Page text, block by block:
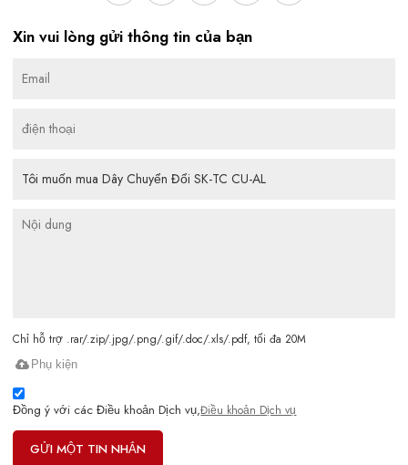
Xin vui lòng gửi thông tin của bạn
Chỉ hỗ trợ .rar/.zip/.jpg/.png/.gif/.doc/.xls/.pdf, tối đa 20M
Phụ kiện
Đồng ý với các Điều khoản Dịch vụ,Điều khoản Dịch vụ
GỬI MỘT TIN NHẮN